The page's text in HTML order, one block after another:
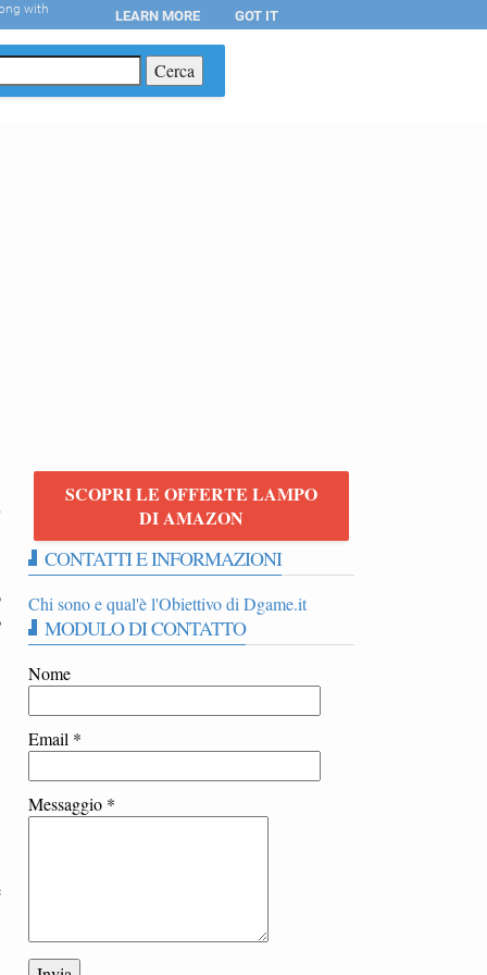
SCOPRI LE OFFERTE LAMPO
DI AMAZON
CONTATTI E INFORMAZIONI
Chi sono e qual'è l'Obiettivo di Dgame.it
MODULO DI CONTATTO
Nome
Email *
Messaggio *
with LEARN MORE GOT IT